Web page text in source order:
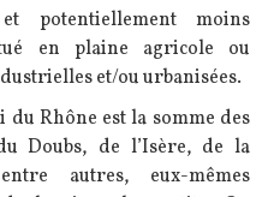
potentiellement moins
en plaine agricole ou
et/ou urbanisées.
Rhône est la somme des
Doubs, de l’Isère, de la
autres, eux-mêmes